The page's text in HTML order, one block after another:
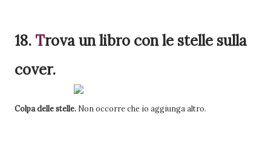
18. Trovaun libro con le stelle sulla
cover.
Colpa delle stelle. Non occorre che io aggiunga altro.